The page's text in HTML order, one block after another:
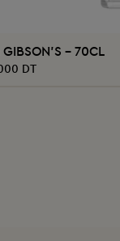
GIBSON'S - 70CL
DT